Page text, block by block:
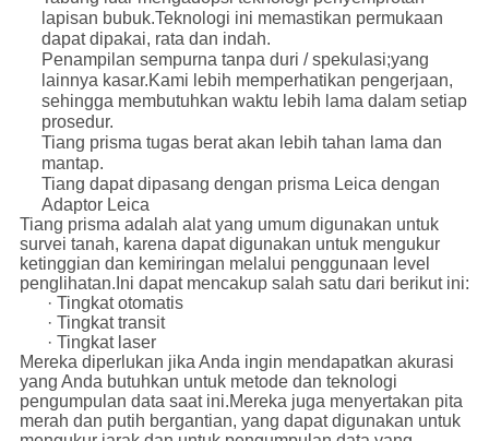
lapisan bubuk.Teknologi ini memastikan permukaan
dapat dipakai, rata dan indah.
Penampilan sempurna tanpa duri / spekulasi;yang
lainnya kasar.Kami lebih memperhatikan pengerjaan,
sehingga membutuhkan waktu lebih lama dalam setiap
prosedur.
Tiang prisma tugas berat akan lebih tahan lama dan
mantap.
Tiang dapat dipasang dengan prisma Leica dengan
Adaptor Leica
Tiang prisma adalah alat yang umum digunakan untuk
survei tanah, karena dapat digunakan untuk mengukur
ketinggian dan kemiringan melalui penggunaan level
penglihatan.Ini dapat mencakup salah satu dari berikut ini:
· Tingkat otomatis
· Tingkat transit
· Tingkat laser
Mereka diperlukan jika Anda ingin mendapatkan akurasi
yang Anda butuhkan untuk metode dan teknologi
pengumpulan data saat ini.Mereka juga menyertakan pita
merah dan putih bergantian, yang dapat digunakan untuk